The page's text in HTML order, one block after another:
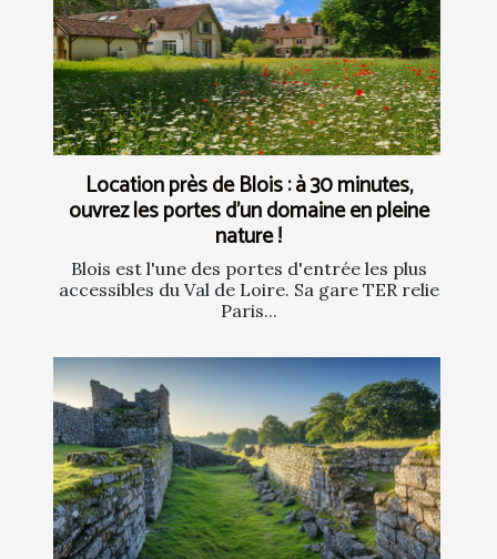
Location près de Blois : à 30 minutes,
ouvrez les portes d’un domaine en pleine
nature !
Blois est l'une des portes d'entrée les plus
accessibles du Val de Loire. Sa gare TER relie
Paris...